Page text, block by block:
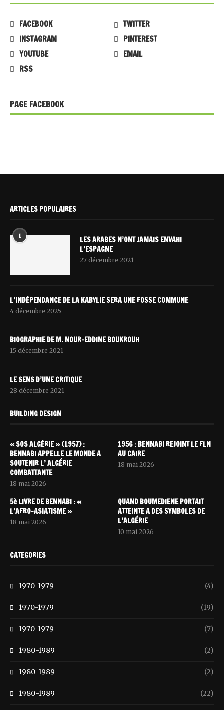
FACEBOOK
TWITTER
INSTAGRAM
PINTEREST
YOUTUBE
EMAIL
RSS
PAGE FACEBOOK
ARTICLES POPULAIRES
1
LES ARABES N’ONT JAMAIS ENVAHI
L’ESPAGNE
27 décembre 2021
L’INDÉPENDANCE DE LA KABYLIE SERA UNE FOSSE COMMUNE
4 décembre 2025
BIOGRAPHIE DE M. NOUR-EDDINE BOUKROUH
15 décembre 2021
LE SENS D’UNE CRITIQUE
28 décembre 2021
BUILDING DESIGN
« SOS ALGÉRIE » (1957) :
BENNABI APPELLE LE MONDE A
SOUTENIR L’ ALGÉRIE
COMBATTANTE
18 mai 2026
1956 : BENNABI REJOINT LE FLN
AU CAIRE
18 mai 2026
5è LIVRE DE BENNABI : «
L’AFRO-ASIATISME »
18 mai 2026
QUAND BOUMEDIENE PORTAIT
ATTEINTE A DES SYMBOLES DE
L’ALGÉRIE
10 mai 2026
CATEGORIES
1970-1979 (4)
1970-1979 (19)
1970-1979 (7)
1980-1989 (2)
1980-1989 (2)
1980-1989 (22)